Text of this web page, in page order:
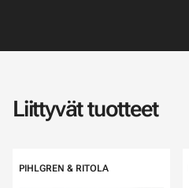
Liittyvät tuotteet
PIHLGREN & RITOLA